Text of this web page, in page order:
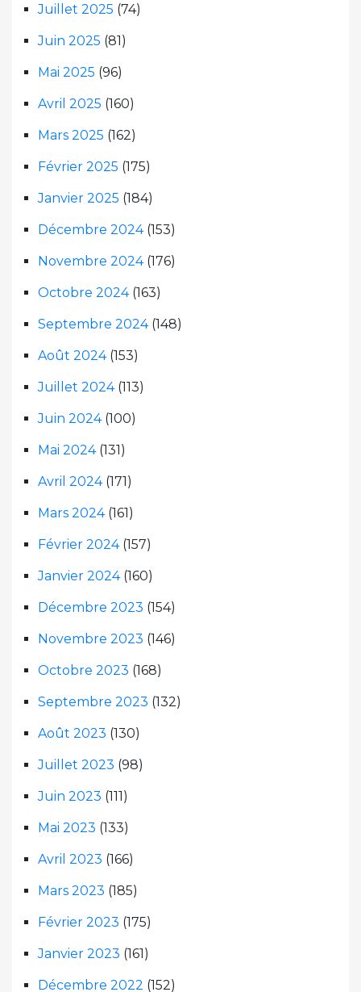
Juillet 2025 (74)
Juin 2025 (81)
Mai 2025 (96)
Avril 2025 (160)
Mars 2025 (162)
Février 2025 (175)
Janvier 2025 (184)
Décembre 2024(153)
Novembre 2024(176)
Octobre 2024(163)
Septembre 2024(148)
Août 2024(153)
Juillet 2024(113)
Juin 2024(100)
Mai 2024(131)
Avril 2024(171)
Mars 2024(161)
Février 2024(157)
Janvier 2024(160)
Décembre 2023 (154)
Novembre 2023 (146)
Octobre 2023 (168)
Septembre 2023 (132)
Août 2023 (130)
Juillet 2023 (98)
Juin 2023 (111)
Mai 2023 (133)
Avril 2023 (166)
Mars 2023 (185)
Février 2023 (175)
Janvier 2023 (161)
Décembre 2022 (152)